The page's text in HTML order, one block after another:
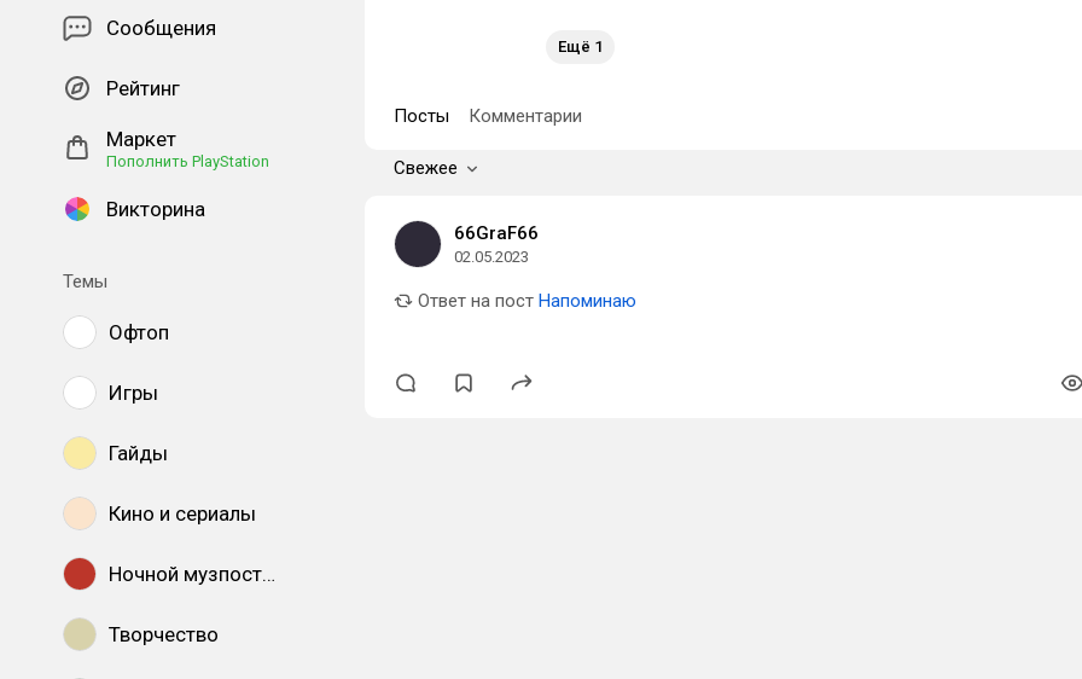
Сообщения
Рейтинг
Маркет
Пополнить PlayStation
Викторина
Темы
Офтоп
Игры
Гайды
Кино и сериалы
Ночной музпостинг
Творчество
Ещё 1
Посты Комментарии
Свежее
66GraF66
02.05.2023
Ответ на пост Напоминаю